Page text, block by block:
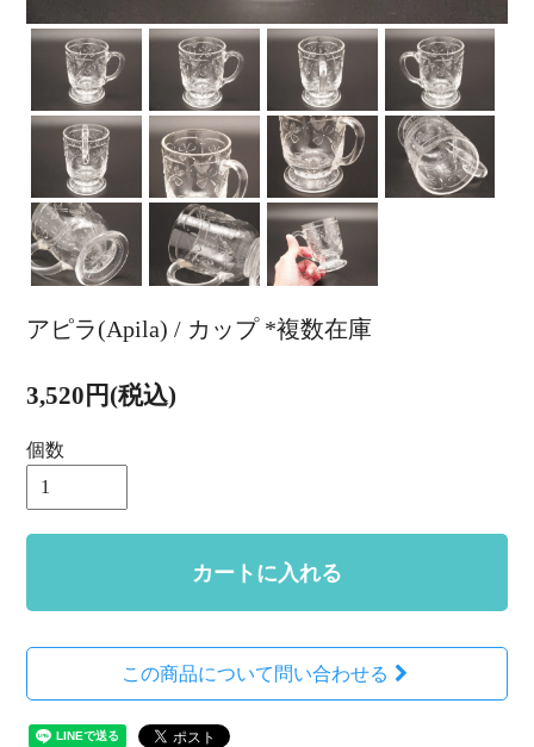
アピラ(Apila) / カップ *複数在庫
3,520円(税込)
個数
カートに入れる
この商品について問い合わせる